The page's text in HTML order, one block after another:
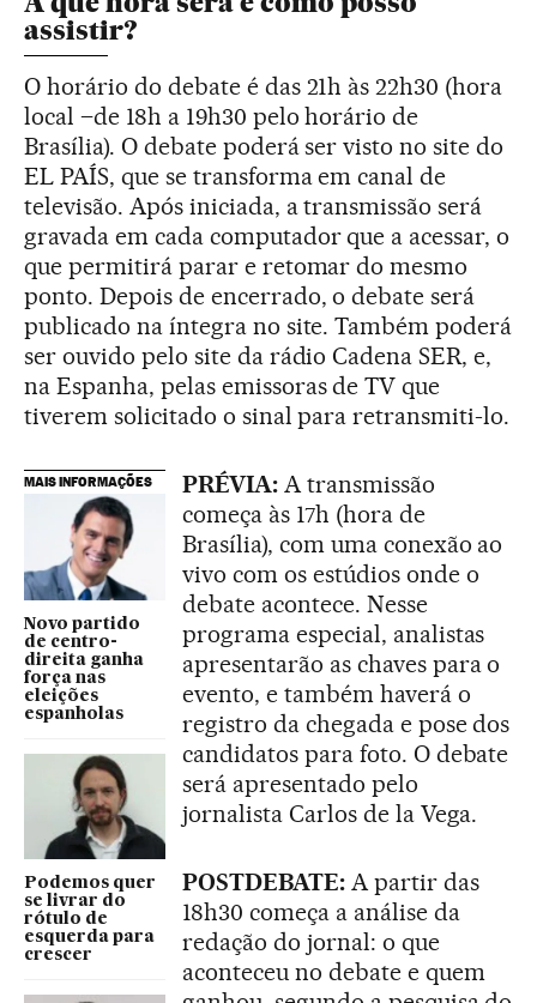
assistir?
O horário do debate é das 21h às 22h30 (hora
local –de 18h a 19h30 pelo horário de
Brasília). O debate poderá ser visto no site do
EL PAÍS, que se transforma em canal de
televisão. Após iniciada, a transmissão será
gravada em cada computador que a acessar, o
que permitirá parar e retomar do mesmo
ponto. Depois de encerrado, o debate será
publicado na íntegra no site. Também poderá
ser ouvido pelo site da rádio Cadena SER, e,
na Espanha, pelas emissoras de TV que
tiverem solicitado o sinal para retransmiti-lo.
MAIS INFORMAÇÕES
Novo partido
de centro-
direita ganha
força nas
eleições
espanholas
Podemos quer
se livrar do
rótulo de
esquerda para
crescer
PRÉVIA:A transmissão
começa às 17h (hora de
Brasília), com uma conexão ao
vivo com os estúdios onde o
debate acontece. Nesse
programa especial, analistas
apresentarão as chaves para o
evento, e também haverá o
registro da chegada e pose dos
candidatos para foto. O debate
será apresentado pelo
jornalista Carlos de la Vega.
POSTDEBATE:A partir das
18h30 começa a análise da
redação do jornal: o que
aconteceu no debate e quem